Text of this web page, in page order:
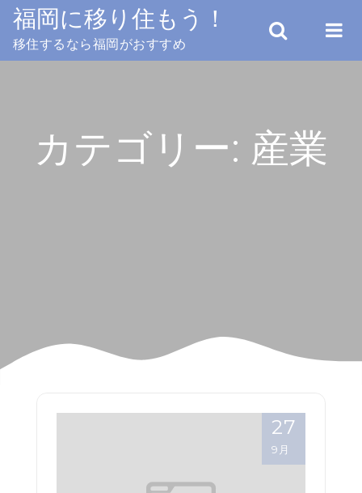
Skip
content
福岡に移り住もう！
移住するなら福岡がおすすめ
カテゴリー: 産業
27
9月